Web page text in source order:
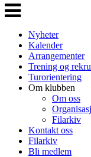
Veksle
navigasjon
Nyheter
Kalender
Arrangementer
Trening og
Turorientering
Om klubben
Om oss
Filarkiv
Kontakt oss
Filarkiv
Bli medlem